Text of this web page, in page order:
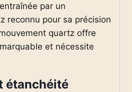
par un
reconnu pour sa précision
quartz offre
et nécessite
étanchéité